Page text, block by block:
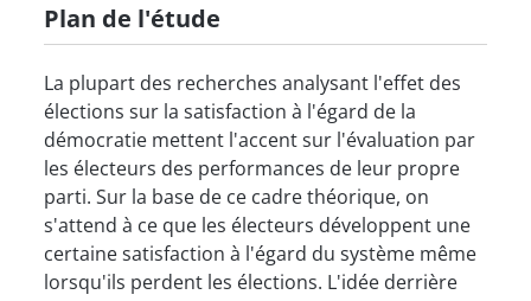
Plan de l'étude
La plupart des recherches analysant l'effet des
élections sur la satisfaction à l'égard de la
démocratie mettent l'accent sur l'évaluation par
les électeurs des performances de leur propre
parti. Sur la base de ce cadre théorique, on
s'attend à ce que les électeurs développent une
certaine satisfaction à l'égard du système même
lorsqu'ils perdent les élections. L'idée derrière